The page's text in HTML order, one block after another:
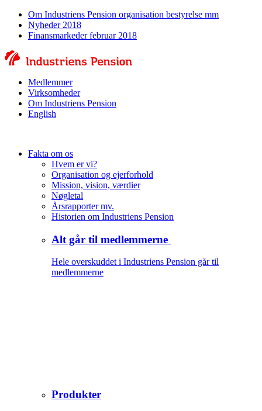
Om Industriens Pension organisation bestyrelse mm
Nyheder 2018
Finansmarkeder februar 2018
Medlemmer
Virksomheder
Om Industriens Pension
English
Fakta om os
Hvem er vi?
Organisation og ejerforhold
Mission, vision, værdier
Nøgletal
Årsrapporter mv.
Historien om Industriens Pension
Alt går til medlemmerne
Hele overskuddet i Industriens Pension går til
medlemmerne
Produkter